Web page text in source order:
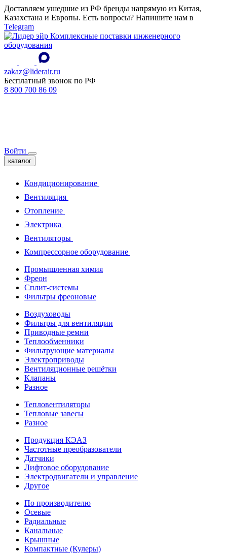
Доставляем ушедшие из РФ бренды напрямую из Китая,
Казахстана и Европы. Есть вопросы? Напишите нам в
Telegram
Комплексные поставки инженерного
оборудования
zakaz@liderair.ru
Бесплатный звонок по РФ
8 800 700 86 09
Войти
каталог
Кондиционирование
Вентиляция
Отопление
Электрика
Вентиляторы
Компрессорное оборудование
Промышленная химия
Фреон
Сплит-системы
Фильтры фреоновые
Воздуховоды
Фильтры для вентиляции
Приводные ремни
Теплообменники
Фильтрующие материалы
Электроприводы
Вентиляционные решётки
Клапаны
Разное
Тепловентиляторы
Тепловые завесы
Разное
Продукция КЭАЗ
Частотные преобразователи
Датчики
Лифтовое оборудование
Электродвигатели и управление
Другое
По производителю
Осевые
Радиальные
Канальные
Крышные
Компактные (Кулеры)